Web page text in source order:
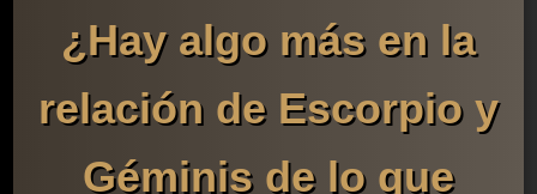
¿Hay algo más en la
relación de Escorpio y
Géminis de lo que